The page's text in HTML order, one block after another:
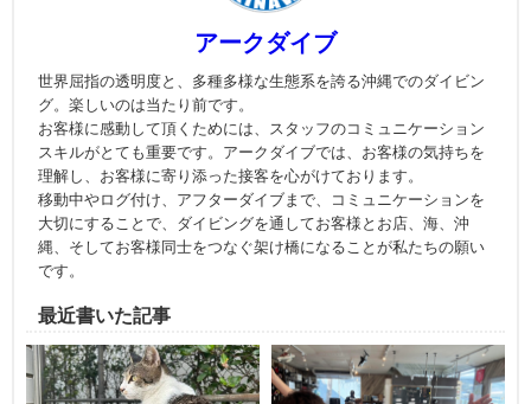
アークダイブ
世界屈指の透明度と、多種多様な生態系を誇る沖縄でのダイビン
グ。楽しいのは当たり前です。
お客様に感動して頂くためには、スタッフのコミュニケーション
スキルがとても重要です。アークダイブでは、お客様の気持ちを
理解し、お客様に寄り添った接客を心がけております。
移動中やログ付け、アフターダイブまで、コミュニケーションを
大切にすることで、ダイビングを通してお客様とお店、海、沖
縄、そしてお客様同士をつなぐ架け橋になることが私たちの願い
です。
最近書いた記事